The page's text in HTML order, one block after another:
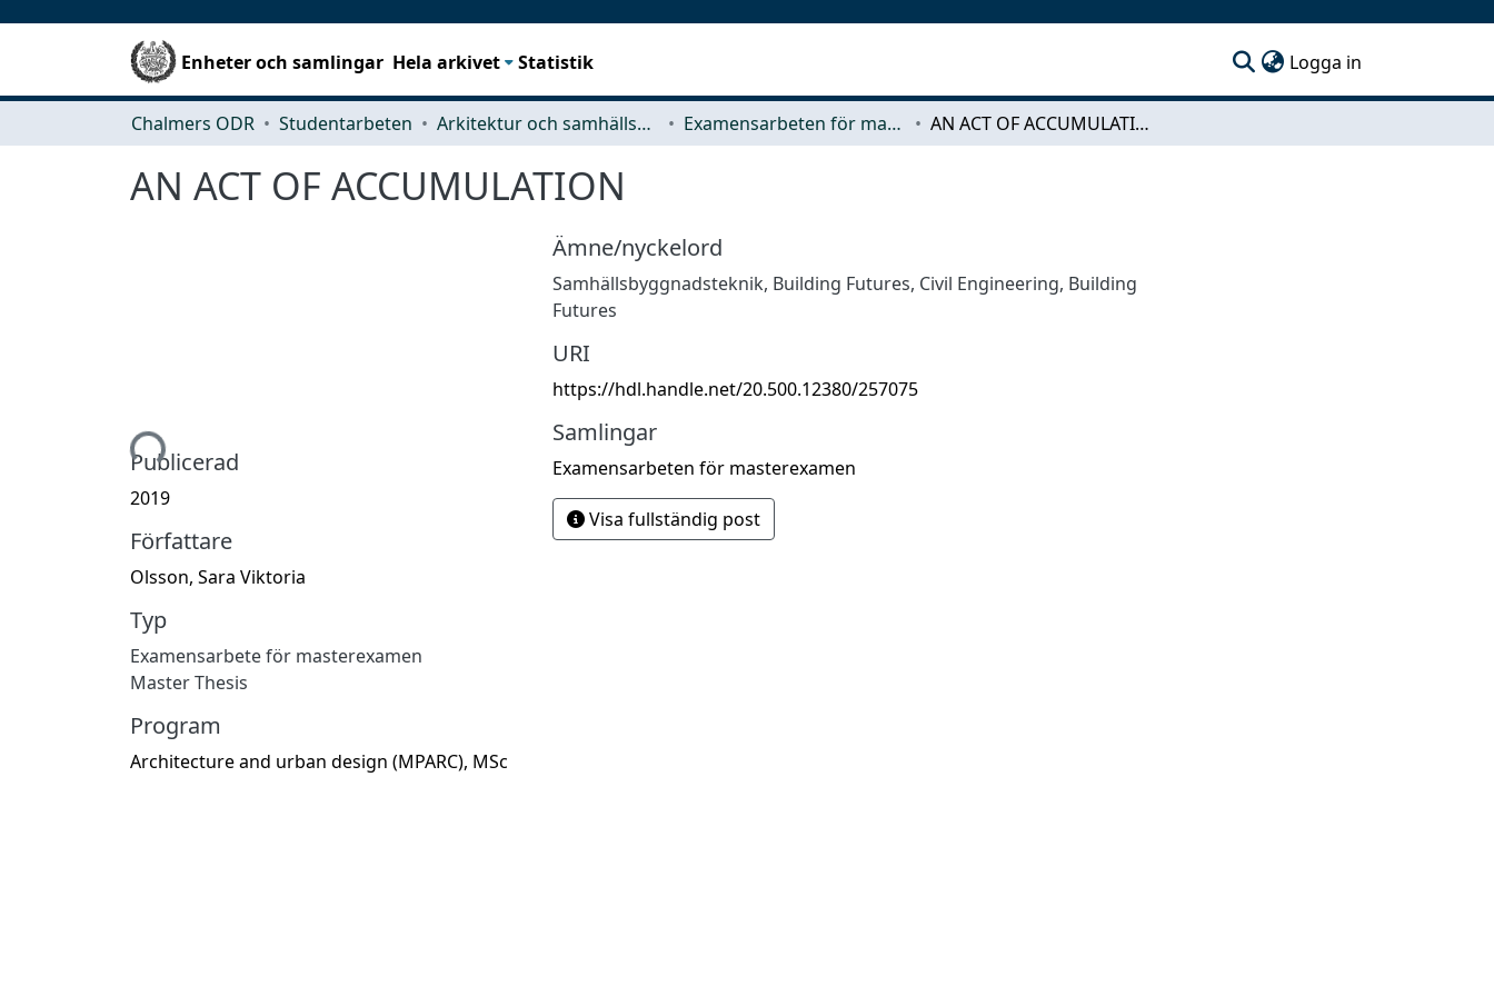
Enheter och samlingar Hela arkivet Statistik Logga in
Chalmers ODR Studentarbeten Arkitektur och samhällsbyggnadsteknik (ACE) Examensarbeten för masterexamen AN ACT OF ACCUMULATION
AN ACT OF ACCUMULATION
Hämtar...Publicerad
2019
Författare
Olsson, Sara Viktoria
Typ
Examensarbete för masterexamen
Master Thesis
Program
Architecture and urban design (MPARC), MSc
Ämne/nyckelord
Samhällsbyggnadsteknik, Building Futures, Civil Engineering, Building
Futures
URI
https://hdl.handle.net/20.500.12380/257075
Samlingar
Examensarbeten för masterexamen
Visa fullständig post